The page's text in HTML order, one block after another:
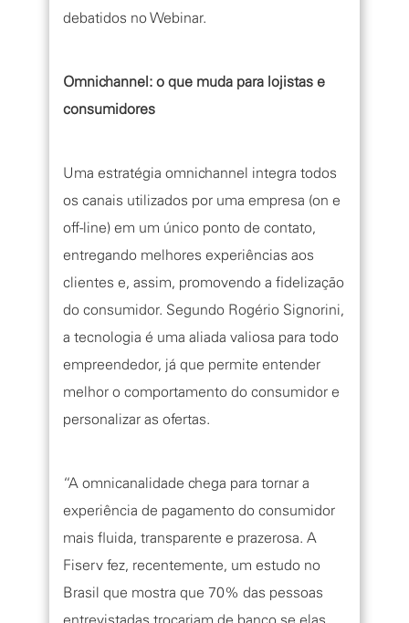
debatidos no Webinar.
Omnichannel: o que muda para lojistas e
consumidores
Uma estratégia omnichannel integra todos
os canais utilizados por uma empresa (on e
off-line) em um único ponto de contato,
entregando melhores experiências aos
clientes e, assim, promovendo a fidelização
do consumidor. Segundo Rogério Signorini,
a tecnologia é uma aliada valiosa para todo
empreendedor, já que permite entender
melhor o comportamento do consumidor e
personalizar as ofertas.
“A omnicanalidade chega para tornar a
experiência de pagamento do consumidor
mais fluida, transparente e prazerosa. A
Fiserv fez, recentemente, um estudo no
Brasil que mostra que 70% das pessoas
entrevistadas trocariam de banco se elas